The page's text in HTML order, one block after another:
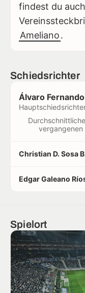
findest du
Ameliano.
Schiedsrichter
Álvaro
vergangenen
Christian D. Sosa
Edgar Galeano
Spielort